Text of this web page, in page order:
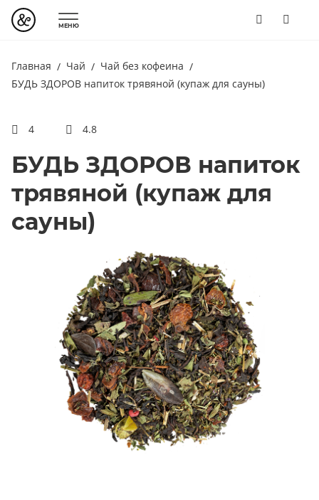
МЕНЮ
Главная Чай
Чай без кофеина
БУДЬ ЗДОРОВ напиток трявяной (купаж для сауны)
4 4.8
БУДЬ ЗДОРОВ напиток
трявяной (купаж для
сауны)